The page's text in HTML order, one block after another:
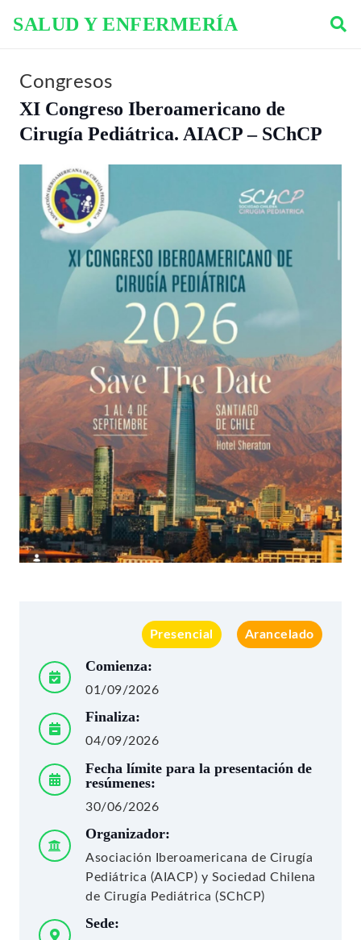
SALUD Y ENFERMERÍA
Congresos
XI Congreso Iberoamericano de
Cirugía Pediátrica. AIACP – SChCP
Presencial Arancelado
Comienza:
01/09/2026
Finaliza:
04/09/2026
Fecha límite para la presentación de
resúmenes:
30/06/2026
Organizador:
Asociación Iberoamericana de Cirugía
Pediátrica (AIACP) y Sociedad Chilena
de Cirugía Pediátrica (SChCP)
Sede: